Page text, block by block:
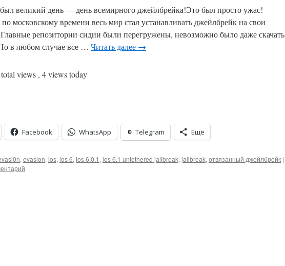
великий день — день всемирного джейлбрейка!Это был просто ужас!
московскому времени весь мир стал устанавливать джейлбрейк на свои
Главные репозитории сидии были перегружены, невозможно было даже скачать
в любом случае все … Читать далее →
views , 4 views today
Facebook WhatsApp Telegram Ещё
, evasion, ios, ios 6, ios 6.0.1 , ios 6.1 untethered jailbreak, jailbreak, отвязанный джейлбрейк |